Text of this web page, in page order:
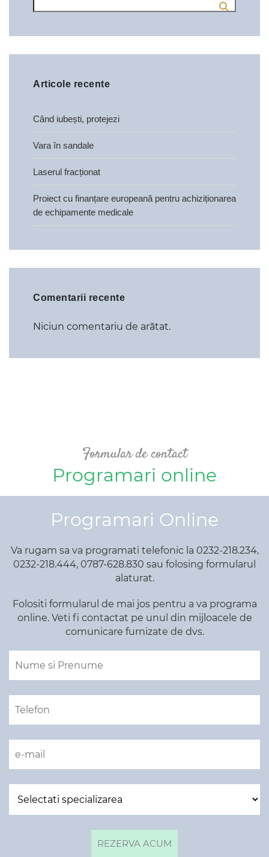
Articole recente
Când iubești, protejezi
Vara în sandale
Laserul fracționat
Proiect cu finanțare europeană pentru achiziționarea
de echipamente medicale
Comentarii recente
Niciun comentariu de arătat.
Formular de contact
Programari online
Programari Online
Va rugam sa va programati telefonic la 0232-218.234,
0232-218.444, 0787-628.830 sau folosing formularul
alaturat.
Folositi formularul de mai jos pentru a va programa
online. Veti fi contactat pe unul din mijloacele de
comunicare furnizate de dvs.